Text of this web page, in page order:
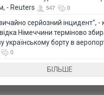
- Reuters
547 0
серйозний інцидент", -
Німеччини терміново
українському борту в
0
БІЛЬШЕ